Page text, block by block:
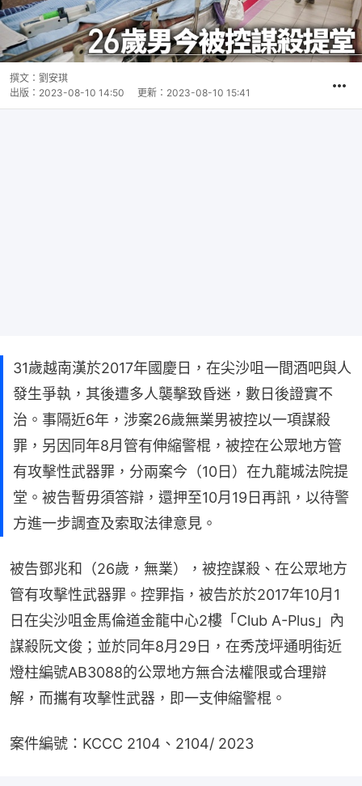
撰文： 劉安琪
出版： 2023-08-10 14:50 更新： 2023-08-10 15:41
31歲越南漢於2017年國慶日，在尖沙咀一間酒吧與人
發生爭執，其後遭多人襲擊致昏迷，數日後證實不
治。事隔近6年，涉案26歲無業男被控以一項謀殺
罪，另因同年8月管有伸縮警棍，被控在公眾地方管
有攻擊性武器罪，分兩案今（10日）在九龍城法院提
堂。被告暫毋須答辯，還押至10月19日再訊，以待警
方進一步調查及索取法律意見。
被告鄧兆和（26歲，無業），被控謀殺、在公眾地方
管有攻擊性武器罪。控罪指，被告於於2017年10月1
日在尖沙咀金馬倫道金龍中心2樓「Club A-Plus」內
謀殺阮文俊；並於同年8月29日，在秀茂坪通明街近
燈柱編號AB3088的公眾地方無合法權限或合理辯
解，而攜有攻擊性武器，即一支伸縮警棍。
案件編號：KCCC 2104、2104/ 2023